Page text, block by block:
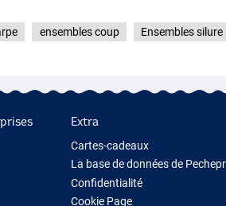
ensembles coup Ensembles silure
Extra
Cartes-cadeaux
La base de données de
Confidentialité
Cookie Page